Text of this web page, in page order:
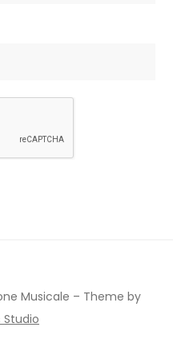
Musicale – Theme by
Studio